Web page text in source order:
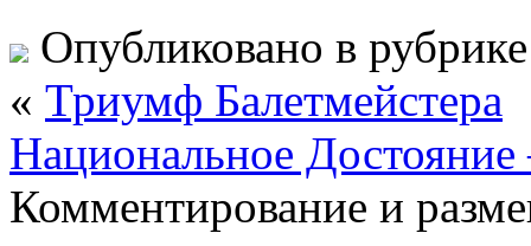
Опубликовано в
« Триумф Балетмейстера
Национальное
Комментирование и